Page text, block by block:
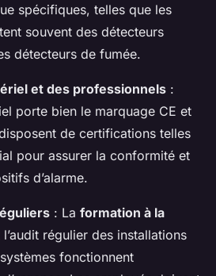
spécifiques, telles que les
souvent des détecteurs
détecteurs de fumée.
et des professionnels :
porte bien le marquage CE et
de certifications telles
pour assurer la conformité et
d’alarme.
: La formation à la
l’audit régulier des installations
fonctionnent